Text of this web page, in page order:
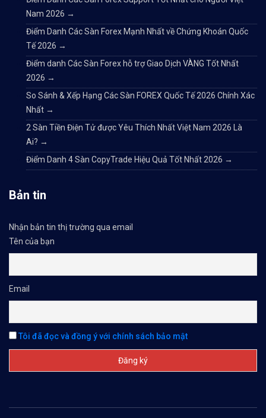
Nam 2026 →
Điểm Danh Các Sàn Forex Mạnh Nhất về Chứng Khoán Quốc
Tế 2026 →
Điểm danh Các Sàn Forex hỗ trợ Giao Dịch VÀNG Tốt Nhất
2026 →
So Sánh & Xếp Hạng Các Sàn FOREX Quốc Tế 2026 Chính Xác
Nhất →
2 Sàn Tiền Điện Tử được Yêu Thích Nhất Việt Nam 2026 Là
Ai? →
Điểm Danh 4 Sàn CopyTrade Hiệu Quả Tốt Nhất 2026 →
Bản tin
Nhận bản tin thị trường qua email
Tên của bạn
Email
Tôi đã đọc và đồng ý với chính sách bảo mật